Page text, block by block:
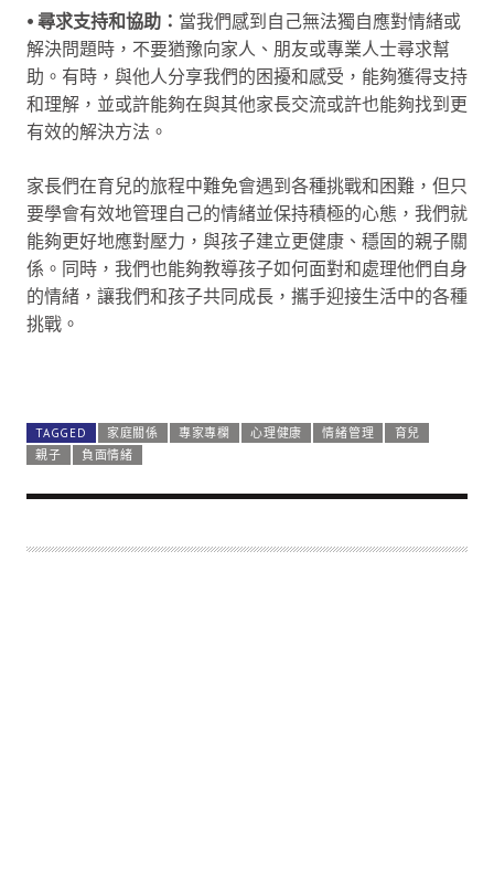
⦁ 尋求支持和協助： 當我們感到自己無法獨自應對情緒或
解決問題時，不要猶豫向家人、朋友或專業人士尋求幫
助。有時，與他人分享我們的困擾和感受，能夠獲得支持
和理解，並或許能夠在與其他家長交流或許也能夠找到更
有效的解決方法。
家長們在育兒的旅程中難免會遇到各種挑戰和困難，但只
要學會有效地管理自己的情緒並保持積極的心態，我們就
能夠更好地應對壓力，與孩子建立更健康、穩固的親子關
係。同時，我們也能夠教導孩子如何面對和處理他們自身
的情緒，讓我們和孩子共同成長，攜手迎接生活中的各種
挑戰。